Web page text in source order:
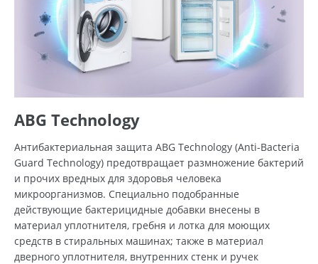
ABG Technology
Антибактериальная защита ABG Technology (Anti-Bacteria
Guard Technology) предотвращает размножение бактерий
и прочих вредных для здоровья человека
микроорганизмов. Специально подобранные
действующие бактерицидные добавки внесены в
материал уплотнителя, гребня и лотка для моющих
средств в стиральных машинах; также в материал
дверного уплотнителя, внутренних стенк и ручек